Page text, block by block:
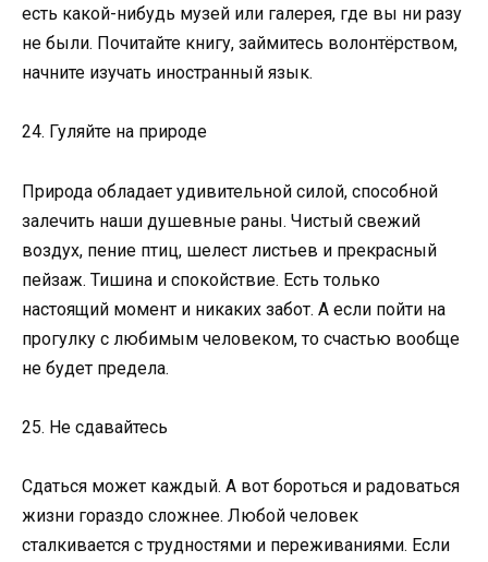
есть какой-нибудь музей или галерея, где вы ни разу
не были. Почитайте книгу, займитесь волонтёрством,
начните изучать иностранный язык.
24. Гуляйте на природе
Природа обладает удивительной силой, способной
залечить наши душевные раны. Чистый свежий
воздух, пение птиц, шелест листьев и прекрасный
пейзаж. Тишина и спокойствие. Есть только
настоящий момент и никаких забот. А если пойти на
прогулку с любимым человеком, то счастью вообще
не будет предела.
25. Не сдавайтесь
Сдаться может каждый. А вот бороться и радоваться
жизни гораздо сложнее. Любой человек
сталкивается с трудностями и переживаниями. Если